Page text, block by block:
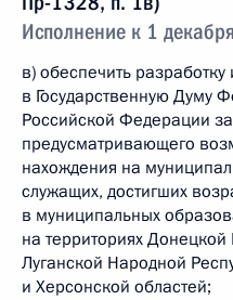
Исполнение к 1
в) обеспечить
в Государственную Думу
Российской Федерации
предусматривающего
нахождения на
служащих, достигших
в муниципальных
на территориях
Луганской Народной
и Херсонской областей;